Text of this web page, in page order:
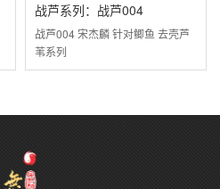
战芦系列：战芦004
战芦004 宋杰麟 针对鲫鱼 去壳芦
苇系列